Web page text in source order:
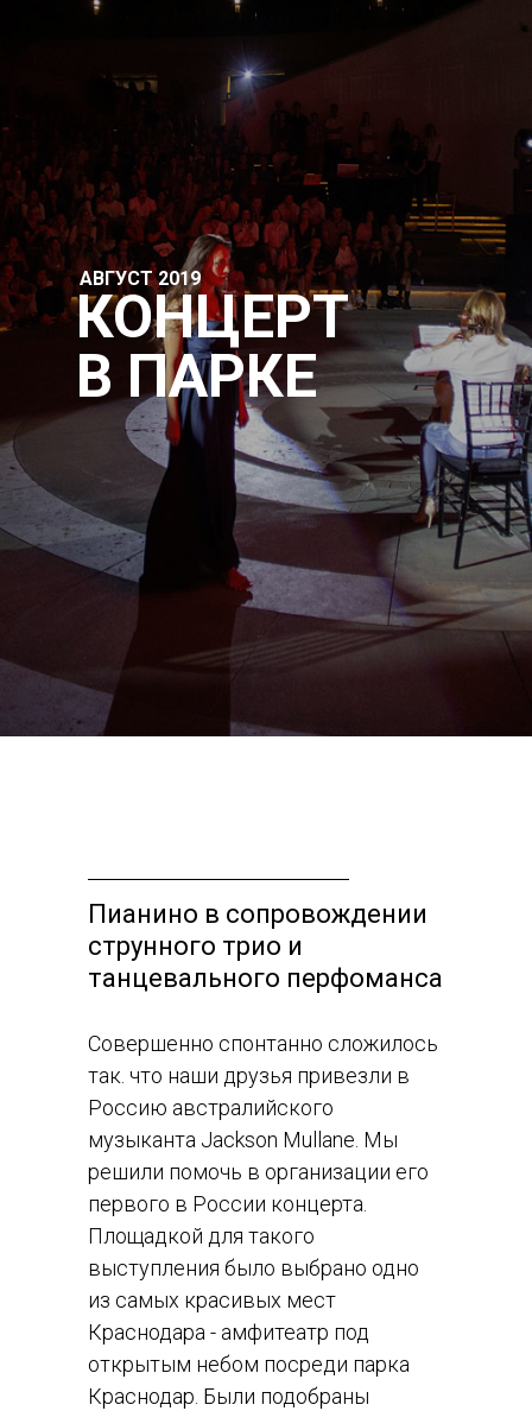
КОНЦЕРТ
В ПАРКЕ
АВГУСТ 2019
Пианино в сопровождении
струнного трио и
танцевального перфоманса
Совершенно спонтанно сложилось
так. что наши друзья привезли в
Россию австралийского
музыканта Jackson Mullane. Мы
решили помочь в организации его
первого в России концерта.
Площадкой для такого
выступления было выбрано одно
из самых красивых мест
Краснодара - амфитеатр под
открытым небом посреди парка
Краснодар. Были подобраны